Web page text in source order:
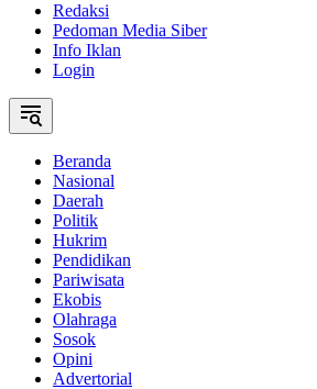
Redaksi
Pedoman Media Siber
Info Iklan
Login
Beranda
Nasional
Daerah
Politik
Hukrim
Pendidikan
Pariwisata
Ekobis
Olahraga
Sosok
Opini
Advertorial